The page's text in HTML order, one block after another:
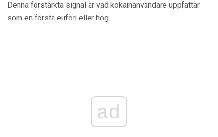
Denna förstärkta signal är vad kokainanvändare uppfattar
som en första eufori eller hög.
ad